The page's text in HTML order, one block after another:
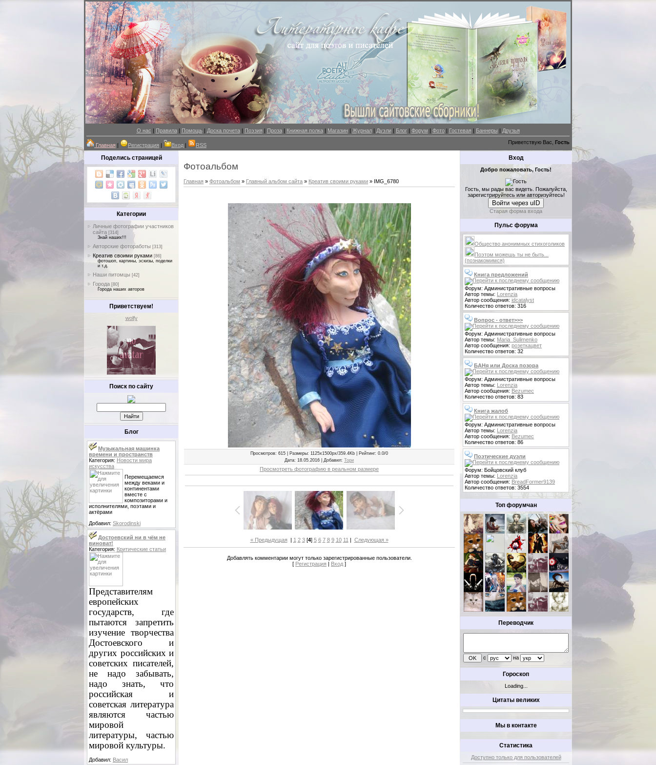
О нас | Правила| Помощь | Доска почета| Поэзия | Проза| Книжная полка| Магазин| Журнал| Дуэли| Блог| Форум | Фото| Гостевая | Баннеры | Друзья
Главная | Регистрация | Вход | RSS Приветствую Вас, Гость
Поделись страницей
Категории
Личные фотографии участников
сайта [314]
Знай наших!!!
Авторские фотоработы [313]
Креатив своими руками [86]
фотошоп, картины, эскизы, поделки
и т.д.
Наши питомцы [42]
Города [80]
Города наших авторов
Приветствуем!
wolfy
Поиск по сайту
Блог
Музыкальная машинка
времени и пространств
Категория: Новости мира
искусства
Перемещаемся
между веками и
континентами
вместе с
композиторами и
исполнителями, поэтами и
актёрами
Добавил: Skorodinski
Достоевский ни в чём не
виноват!
Категория: Критические статьи
Представителям
европейских
государств, где
пытаются запретить
изучение творчества
Достоевского и
других российских и
советских писателей,
не надо забывать,
надо знать, что
российская и
советская литература
являются частью
мировой
литературы, частью
мировой культуры.
Добавил: Васил
Фотоальбом
Главная » Фотоальбом » Главный альбом сайта » Креатив своими руками » IMG_6780
Просмотров: 615 | Размеры: 1125x1500px/359.4Kb | Рейтинг: 0.0/0
Дата: 18.05.2016 | Добавил: Тори
Просмотреть фотографию в реальном размере
« Предыдущая 1 2 3[4] 5 6 7 8 9 10 11 Следующая »
Добавлять комментарии могут только зарегистрированные пользователи.
[ Регистрация | Вход ]
Вход
Добро пожаловать, Гость!
Гость, мы рады вас видеть. Пожалуйста,
зарегистрируйтесь или авторизуйтесь!
Войти через uID
Старая форма входа
Пульс форума
Общество анонимных стихоголиков
Поэтом можешь ты не быть...
(познакомимся)
Книга предложений
Форум: Административные вопросы
Автор темы: Lorenzia
Автор сообщения: idcatalyst
Количество ответов: 316
Вопрос - ответ>>>
Форум: Административные вопросы
Автор темы: Maria_Sulimenko
Автор сообщения: розеткацвет
Количество ответов: 32
БАНя или Доска позора
Форум: Административные вопросы
Автор темы: Lorenzia
Автор сообщения: Bezumec
Количество ответов: 83
Книга жалоб
Форум: Административные вопросы
Автор темы: Lorenzia
Автор сообщения: Bezumec
Количество ответов: 86
Поэтические дуэли
Форум: Бойцовский клуб
Автор темы: Lorenzia
Автор сообщения: BreadFormer9139
Количество ответов: 3554
Топ форумчан
Переводчик
с на
Гороскоп
Loading...
Цитаты великих
Мы в контакте
Статистика
Доступно только для пользователей